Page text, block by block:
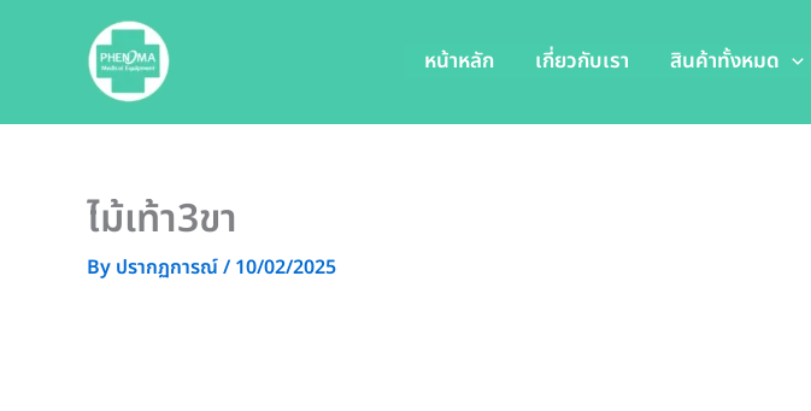
หน้าหลัก เกี่ยวกับเรา สินค้าทั้งหมด
ไม้เท้า3ขา
By ปรากฏการณ์/ 10/02/2025